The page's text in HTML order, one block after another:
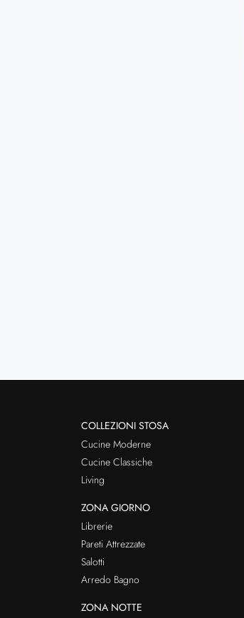
COLLEZIONI STOSA
Cucine Moderne
Cucine Classiche
Living
ZONA GIORNO
Librerie
Pareti Attrezzate
Salotti
Arredo Bagno
ZONA NOTTE